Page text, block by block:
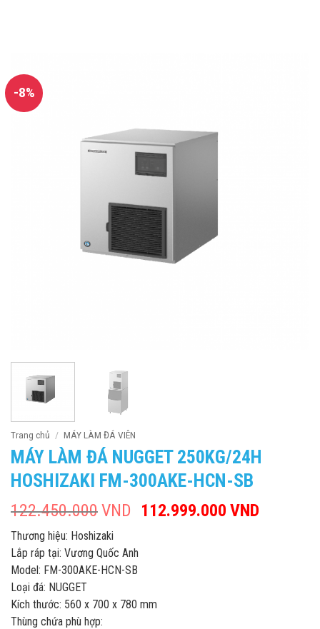
-8%
Trang chủ / MÁY LÀM ĐÁ VIÊN
MÁY LÀM ĐÁ NUGGET 250KG/24H
HOSHIZAKI FM-300AKE-HCN-SB
122.450.000VND
Giá
112.999.000 VND
Thương hiệu: Hoshizaki
Lắp ráp tại: Vương Quốc Anh
Model: FM-300AKE-HCN-SB
Loại đá: NUGGET
Kích thước: 560 x 700 x 780 mm
Thùng chứa phù hợp: